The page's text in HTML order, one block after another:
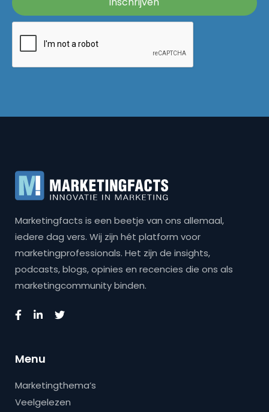
Marketingfacts is een beetje van ons allemaal,
iedere dag vers. Wij zijn hét platform voor
marketingprofessionals. Het zijn de insights,
podcasts, blogs, opinies en recencies die ons als
marketingcommunity binden.
Menu
Marketingthema’s
Veelgelezen